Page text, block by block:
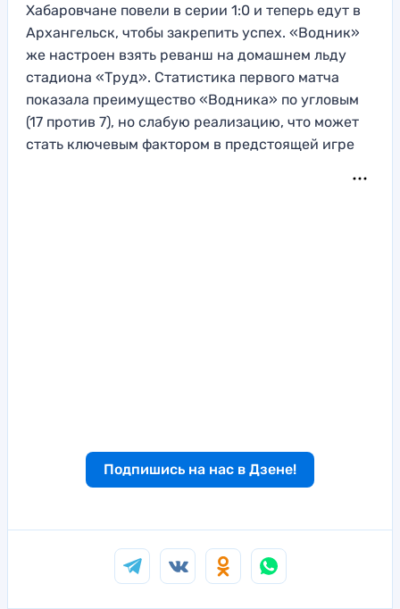
Хабаровчане повели в серии 1:0 и теперь едут в
Архангельск, чтобы закрепить успех. «Водник»
же настроен взять реванш на домашнем льду
стадиона «Труд». Статистика первого матча
показала преимущество «Водника» по угловым
(17 против 7), но слабую реализацию, что может
стать ключевым фактором в предстоящей игре
Подпишись на нас в Дзене!